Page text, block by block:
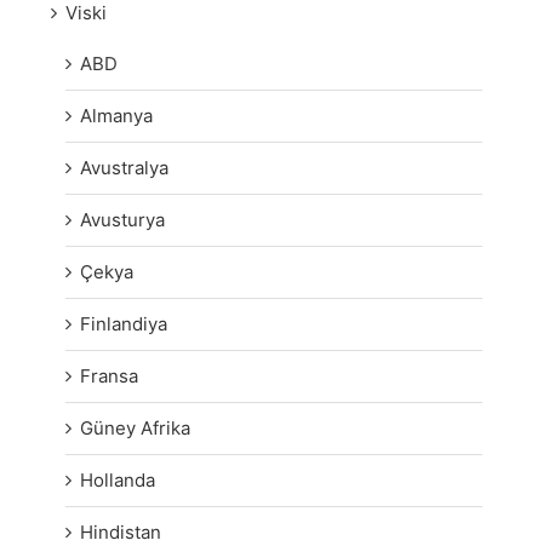
Viski
ABD
Almanya
Avustralya
Avusturya
Çekya
Finlandiya
Fransa
Güney Afrika
Hollanda
Hindistan